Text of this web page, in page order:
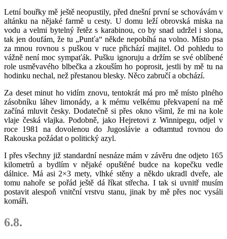
Letní bouřky mě ještě neopustily, před dnešní první se schovávám v
altánku na nějaké farmě u cesty. U domu leží obrovská miska na
vodu a velmi bytelný řetěz s karabinou, co by snad udržel i slona,
tak jen doufám, že tu „Punťa“ někde nepobíhá na volno. Místo psa
za mnou rovnou s puškou v ruce přichází majitel. Od pohledu to
vážně není moc sympaťák. Pušku ignoruju a držím se své oblíbené
role usměvavého blbečka a zkouším ho poprosit, jestli by mě tu na
hodinku nechal, než přestanou blesky. Něco zabručí a obchází.
Za deset minut ho vidím znovu, tentokrát má pro mě místo plného
zásobníku láhev limonády, a k mému velkému překvapení na mě
začíná mluvit česky. Dodatečně si přes okno všiml, že mi na kole
vlaje česká vlajka. Podobně, jako Hejretovi z Winnipegu, odjel v
roce 1981 na dovolenou do Jugoslávie a odtamtud rovnou do
Rakouska požádat o politický azyl.
I přes všechny již standardní nesnáze mám v závěru dne odjeto 165
kilometrů a bydlím v nějaké opuštěné budce na kopečku vedle
dálnice. Má asi 2×3 mety, vlhké stěny a někdo ukradl dveře, ale
tomu nahoře se pořád ještě dá říkat střecha. I tak si uvnitř musím
postavit alespoň vnitční vrstvu stanu, jinak by mě přes noc vysáli
komáři.
6.8.